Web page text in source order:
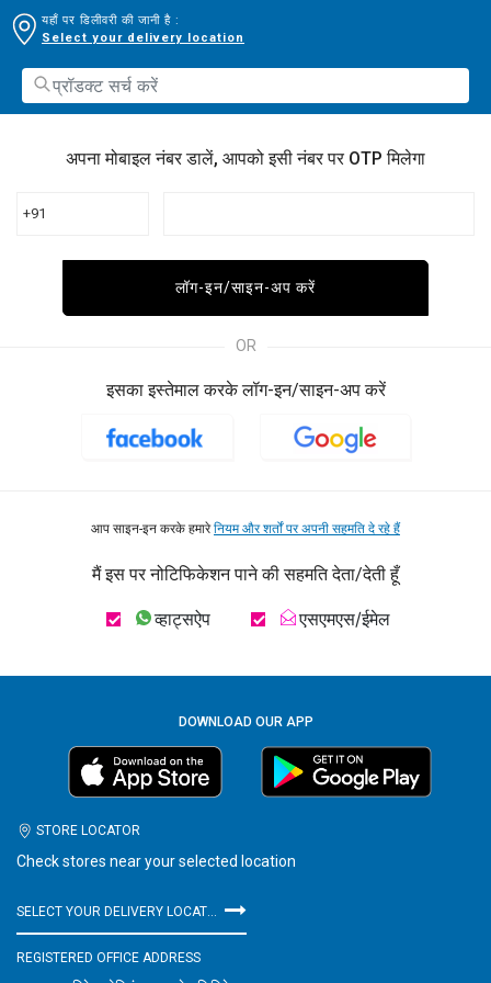
यहाँ पर डिलीवरी की जानी है :
Select your delivery location
अपना मोबाइल नंबर डालें, आपको इसी नंबर पर OTP मिलेगा
+91
लॉग-इन/साइन-अप करें
OR
इसका इस्तेमाल करके लॉग-इन/साइन-अप करें
आप साइन-इन करके हमारेनियम और शर्तों पर अपनी सहमति दे रहे हैं
मैं इस पर नोटिफिकेशन पाने की सहमति देता/देती हूँ
व्हाट्सऐप एसएमएस/ईमेल
DOWNLOAD OUR APP
STORE LOCATOR
Check stores near your selected location
SELECT YOUR DELIVERY LOCATION
REGISTERED OFFICE ADDRESS